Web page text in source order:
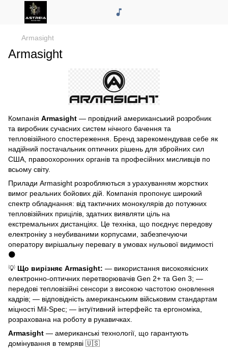
Armasight
Armasight
Компанія Armasight — провідний американський розробник
та виробник сучасних систем нічного бачення та
тепловізійного спостереження. Бренд зарекомендував себе як
надійний постачальник оптичних рішень для збройних сил
США, правоохоронних органів та професійних мисливців по
всьому світу.
Прилади Armasight розробляються з урахуванням жорстких
вимог реальних бойових дій. Компанія пропонує широкий
спектр обладнання: від тактичних монокулярів до потужних
тепловізійних прицілів, здатних виявляти ціль на
екстремальних дистанціях. Це техніка, що поєднує передову
електроніку з неубиваними корпусами, забезпечуючи
оператору вирішальну перевагу в умовах нульової видимості
🌑
💡 Що вирізняє Armasight: — використання високоякісних
електронно-оптичних перетворювачів Gen 2+ та Gen 3; —
передові тепловізійні сенсори з високою частотою оновлення
кадрів; — відповідність американським військовим стандартам
міцності Mil-Spec; — інтуїтивний інтерфейс та ергономіка,
розрахована на роботу в рукавичках.
Armasight — американські технології, що гарантують
домінування в темряві 🇺🇸